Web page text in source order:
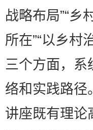
战略布局”“乡
所在”“以乡村
三个方面，系
络和实践路径
讲座既有理论